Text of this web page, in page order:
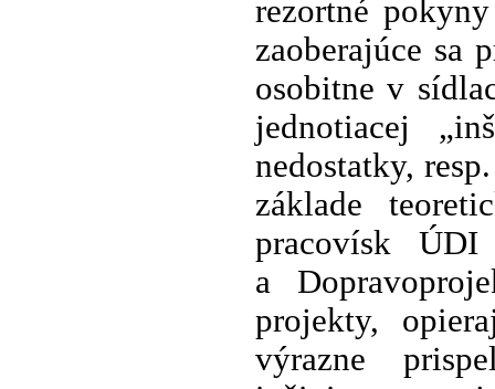
rezortné
zaoberajúce sa
osobitne v
jednotiacej
nedostatky,
základe
pracovísk
a
projekty,
výrazne